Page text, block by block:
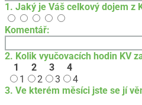
1. Jaký je Váš celkový dojem z
Komentář:
2. Kolik vyučovacích hodin KV
1
2 3
4
1
2 3
4
3. Ve kterém měsíci jste se jí